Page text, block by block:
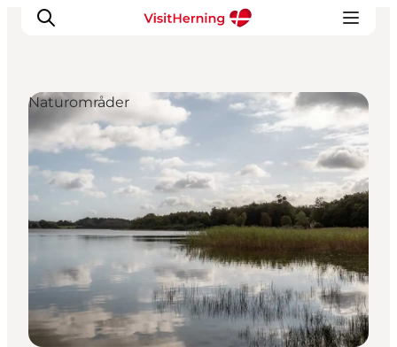
Det sker
Spis, drik og shop
Kunstlandet
Se og oplev
Find vej
Sov godt
Book overnatning
Naturområder